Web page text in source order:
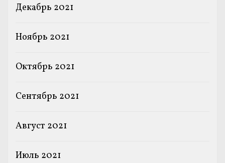
Декабрь 2021
Ноябрь 2021
Октябрь 2021
Сентябрь 2021
Август 2021
Июль 2021